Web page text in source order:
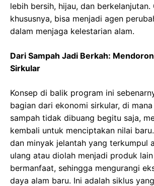
lebih bersih, hijau, dan berkelanjutan.
khususnya, bisa menjadi agen
dalam menjaga kelestarian alam.
Dari Sampah Jadi Berkah:
Sirkular
Konsep di balik program ini
bagian dari ekonomi sirkular, di
sampah tidak dibuang begitu saja,
kembali untuk menciptakan nilai
dan minyak jelantah yang terkumpul
ulang atau diolah menjadi produk
bermanfaat, sehingga mengurangi
daya alam baru. Ini adalah siklus